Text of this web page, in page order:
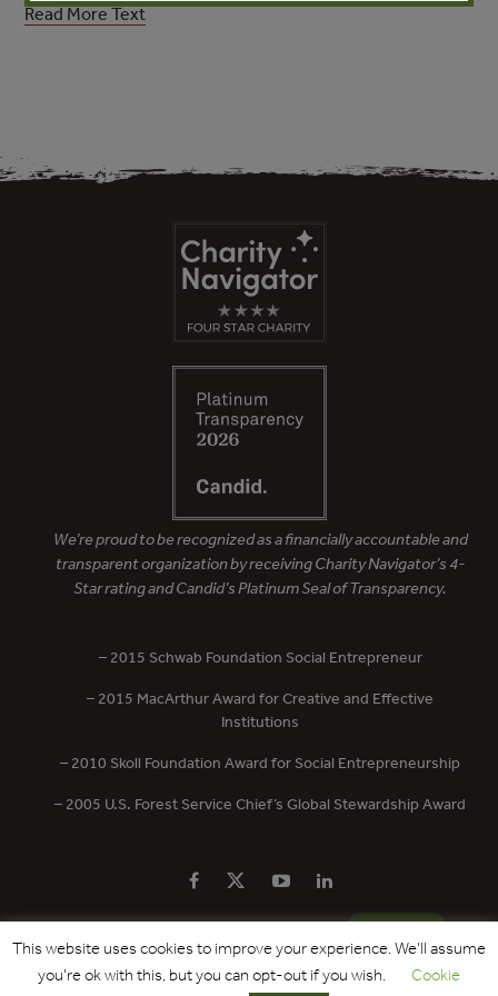
Read More Text
We’re proud to be recognized as a financially accountable and
transparent organization by receiving Charity Navigator’s 4-
Star rating and Candid’s Platinum Seal of Transparency.
– 2015 Schwab Foundation Social Entrepreneur
– 2015 MacArthur Award for Creative and Effective
Institutions
– 2010 Skoll Foundation Award for Social Entrepreneurship
– 2005 U.S. Forest Service Chief’s Global Stewardship Award
PRIVACY POLICY CONTACT US DONATE
Copyright © 2017 - 2026 Forest Trends Association. All Rights Reserved.
This website uses cookies to improve your experience. We'll assume
you're ok with this, but you can opt-out if you wish.
Cookie